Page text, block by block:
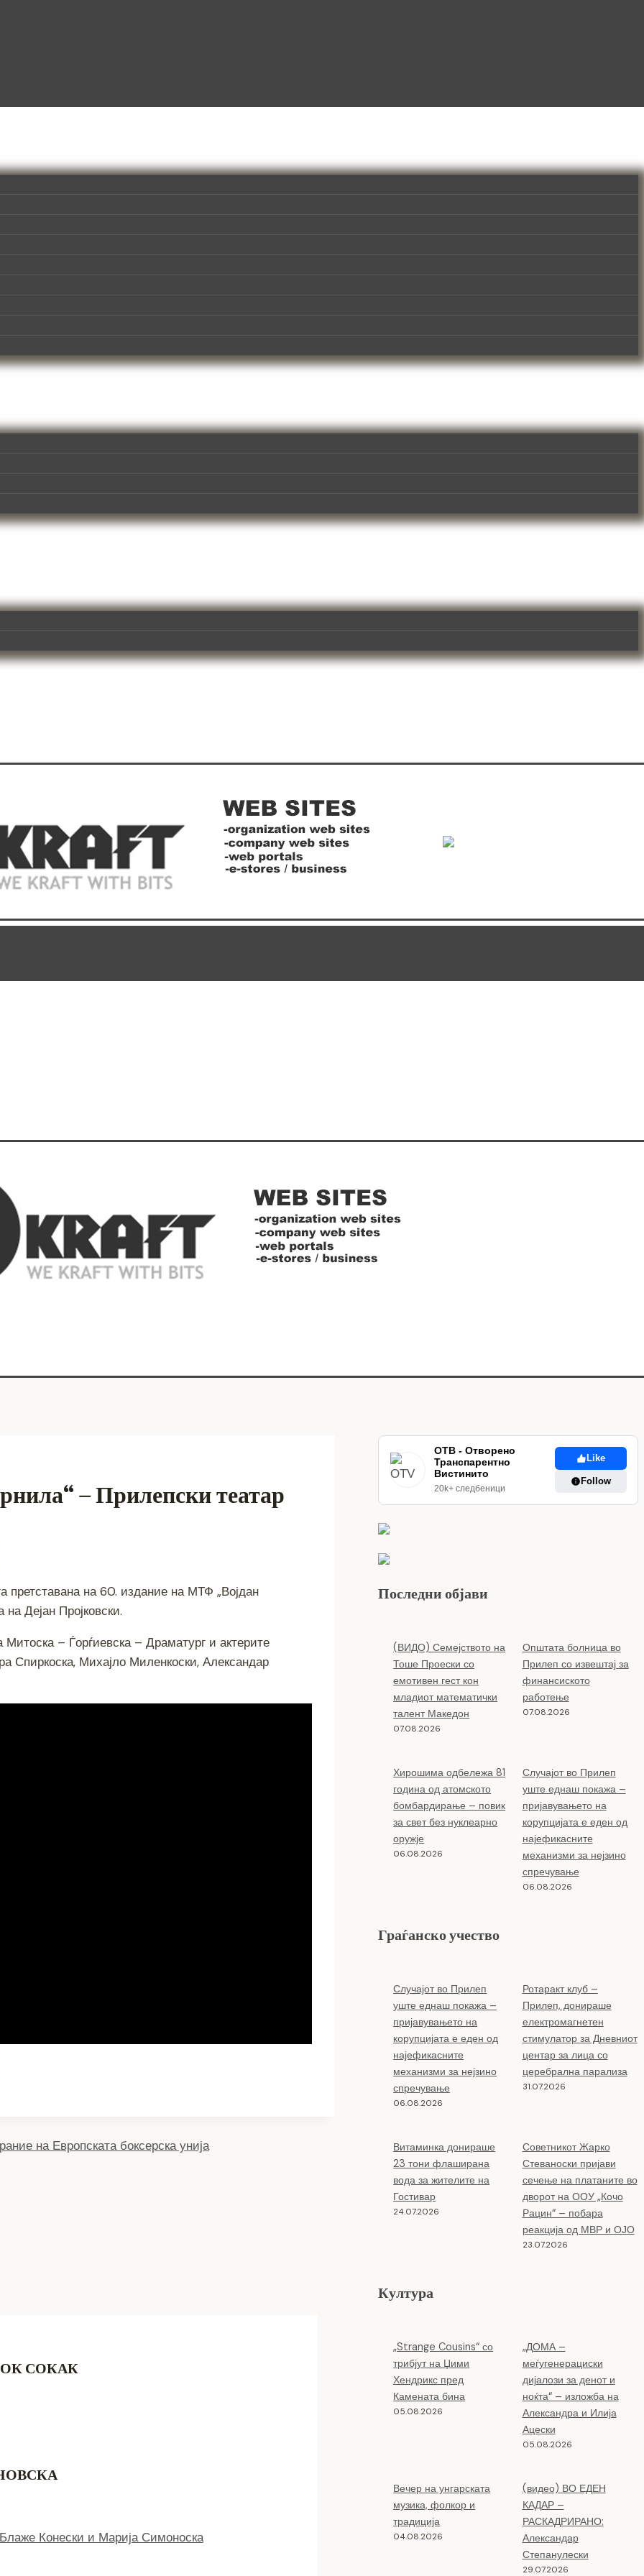
– Прилепски театар
претставана на 60. издание на МТФ „Војдан
Дејан Пројковски.
– Ѓорѓиевска – Драматург и актерите
Спиркоска, Михајло Миленкоски, Александар
на Европската боксерска унија
СОКАК
ОТВ - Отворено
Транспарентно
Вистинито
20k+ следбеници
Like
Follow
Последни објави
(ВИДО) Семејството на
Тоше Проески со
емотивен гест кон
младиот математички
талент Македон
07.08.2026
Општата болница во
Прилеп со извештај за
финансиското
работење
07.08.2026
Хирошима одбележа 81
година од атомското
бомбардирање – повик
за свет без нуклеарно
оружје
06.08.2026
Случајот во Прилеп
уште еднаш покажа –
пријавувањето на
корупцијата е еден од
најефикасните
механизми за нејзино
спречување
06.08.2026
Граѓанско учество
Случајот во Прилеп
уште еднаш покажа –
пријавувањето на
корупцијата е еден од
најефикасните
механизми за нејзино
спречување
06.08.2026
Ротаракт клуб –
Прилеп, донираше
електромагнетен
стимулатор за Дневниот
центар за лица со
церебрална парализа
31.07.2026
Витаминка донираше
23 тони флаширана
вода за жителите на
Гостивар
24.07.2026
Советникот Жарко
Стеваноски пријави
сечење на платаните во
дворот на ООУ „Кочо
Рацин“ – побара
реакција од МВР и ОЈО
23.07.2026
Култура
„Strange Cousins“ со
трибјут на Џими
Хендрикс пред
Камената бина
05.08.2026
„ДОМА –
меѓугенерациски
дијалози за денот и
ноќта“ – изложба на
Александра и Илија
Ацески
05.08.2026
Вечер на унгарската
музика, фолкор и
традиција
04.08.2026
(видео) ВО ЕДЕН
КАДАР –
РАСКАДРИРАНО:
Александар
Степанулески
29.07.2026